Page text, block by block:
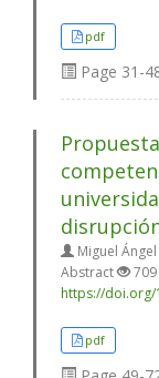
pdf
Page 31-
Miguel
Abstract
709
https://doi.org/
pdf